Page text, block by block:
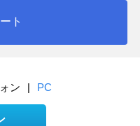
ト
ン | PC